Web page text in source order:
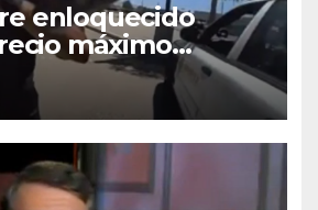
enloquecido
máximo
llevar un cuchillo
con agentes del
Los Ángeles
The Gateway Pundit
Linebarger